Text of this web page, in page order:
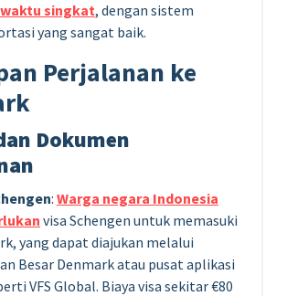
singkat, dengan sistem
yang sangat baik.
Perjalanan ke
Dokumen
: Warga negara Indonesia
visa Schengen untuk memasuki
yang dapat diajukan melalui
Besar Denmark atau pusat aplikasi
VFS Global. Biaya visa sekitar €80